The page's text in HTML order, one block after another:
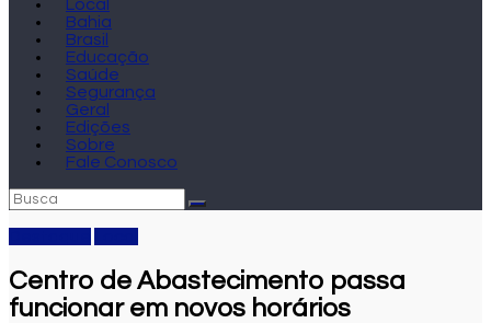
Local
Bahia
Brasil
Educação
Saúde
Segurança
Geral
Edições
Sobre
Fale Conosco
Centro de Abastecimento passa
funcionar em novos horários